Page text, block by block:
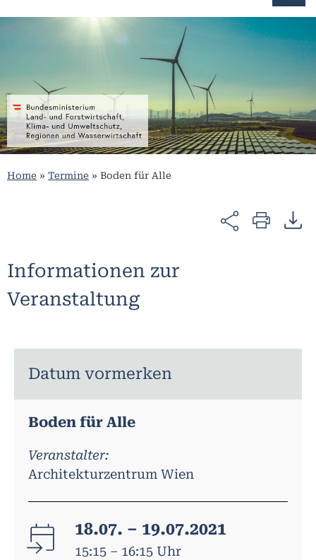
Home » Termine » Boden für Alle
Informationen zur
Veranstaltung
Datum vormerken
Boden für Alle
Veranstalter:
Architekturzentrum Wien
18.07. – 19.07.2021
15:15 – 16:15 Uhr